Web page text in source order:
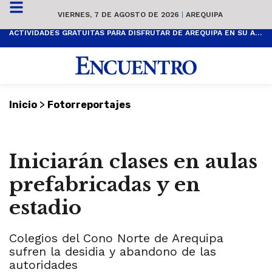
VIERNES, 7 DE AGOSTO DE 2026 | AREQUIPA
ACTIVIDADES GRATUITAS PARA DISFRUTAR DE AREQUIPA EN SU ANIVERSARIO
Inicio > Fotorreportajes
Iniciarán clases en aulas
prefabricadas y en
estadio
Colegios del Cono Norte de Arequipa
sufren la desidia y abandono de las
autoridades